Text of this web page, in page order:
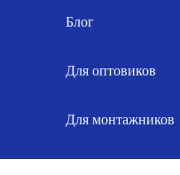
Блог
Для оптовиков
Для монтажников